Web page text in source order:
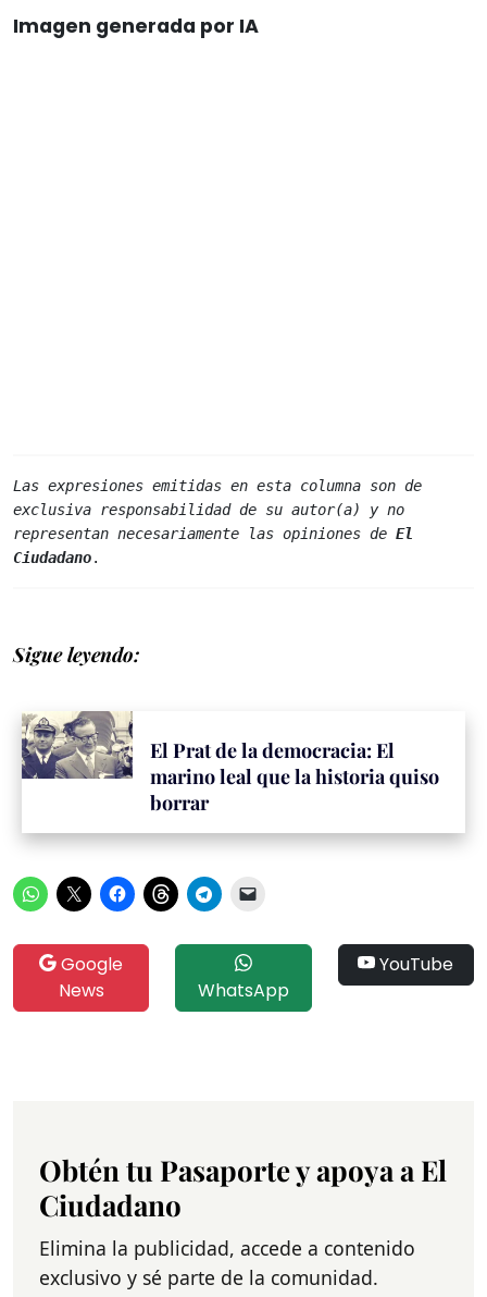
Imagen generada por IA
Las expresiones emitidas en esta columna son de
exclusiva responsabilidad de su autor(a) y no
representan necesariamente las opiniones de El
Ciudadano.
Sigue leyendo:
El Prat de la democracia: El
marino leal que la historia quiso
borrar
Google
News
WhatsApp
YouTube
Obtén tu Pasaporte y apoya a El
Ciudadano
Elimina la publicidad, accede a contenido
exclusivo y sé parte de la comunidad.